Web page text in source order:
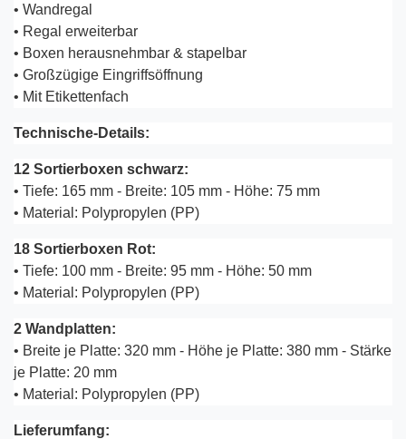
• Wandregal
• Regal erweiterbar
• Boxen herausnehmbar & stapelbar
• Großzügige Eingriffsöffnung
• Mit Etikettenfach
Technische-Details:
12 Sortierboxen schwarz:
• Tiefe: 165 mm - Breite: 105 mm - Höhe: 75 mm
• Material: Polypropylen (PP)
18 Sortierboxen Rot:
• Tiefe: 100 mm - Breite: 95 mm - Höhe: 50 mm
• Material: Polypropylen (PP)
2 Wandplatten:
• Breite je Platte: 320 mm - Höhe je Platte: 380 mm - Stärke
je Platte: 20 mm
• Material: Polypropylen (PP)
Lieferumfang: